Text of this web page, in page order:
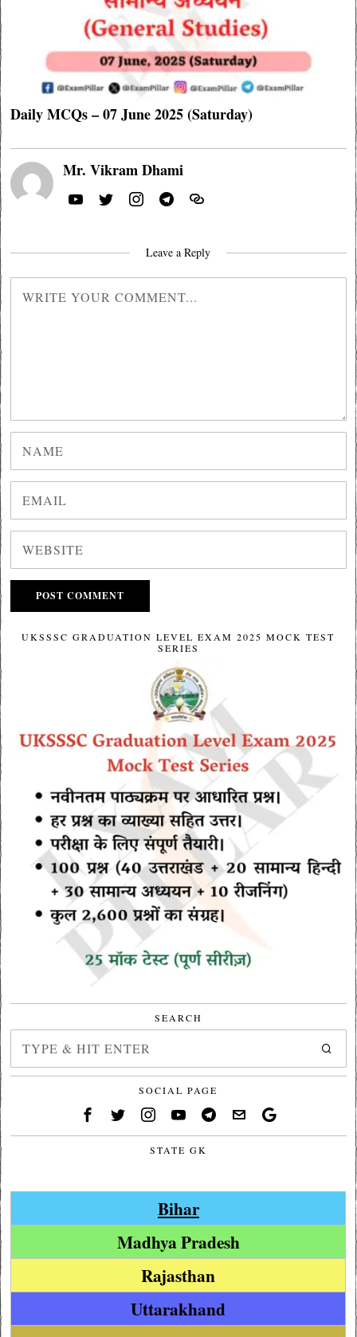
Daily MCQs – 07 June 2025 (Saturday)
Mr. Vikram Dhami
Leave a Reply
UKSSSC GRADUATION LEVEL EXAM 2025 MOCK TEST
SERIES
SEARCH
SOCIAL PAGE
STATE GK
Bihar
Madhya Pradesh
Rajasthan
Uttarakhand